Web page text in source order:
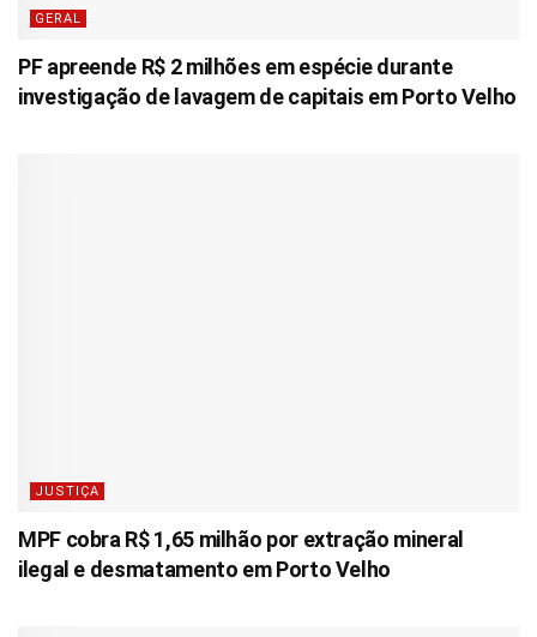
GERAL
PF apreende R$ 2 milhões em espécie durante
investigação de lavagem de capitais em Porto Velho
JUSTIÇA
MPF cobra R$ 1,65 milhão por extração mineral
ilegal e desmatamento em Porto Velho